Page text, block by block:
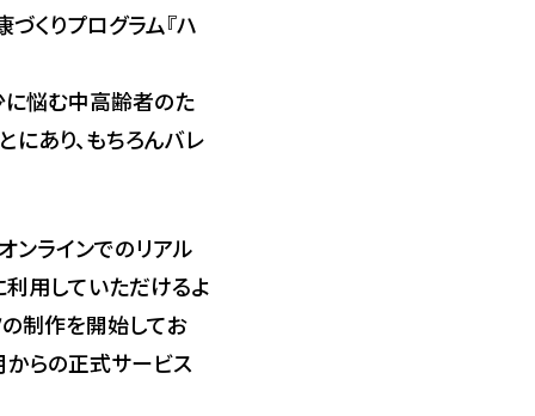
くりプログラム『ハ
に悩む中高齢者のた
にあり、もちろんバレ
ンラインでのリアル
利用していただけるよ
の制作を開始してお
からの正式サービス